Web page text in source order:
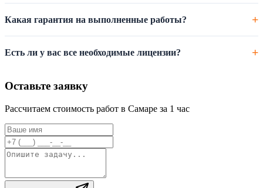
Какая гарантия на выполненные работы?
Есть ли у вас все необходимые лицензии?
Оставьте заявку
Рассчитаем стоимость работ в Самаре за 1 час